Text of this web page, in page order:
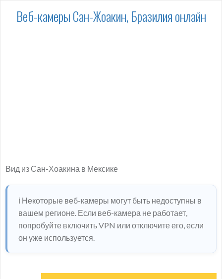
Веб-камеры Сан-Жоакин, Бразилия онлайн
Вид из Сан-Хоакина в Мексике
ℹ️ Некоторые веб-камеры могут быть недоступны в
вашем регионе. Если веб-камера не работает,
попробуйте включить VPN или отключите его, если
он уже используется.